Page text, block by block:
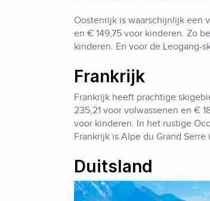
Oostenrijk is waarschijnlijk een
en € 149,75 voor kinderen. Zo
kinderen. En voor de Leogang-
Frankrijk
Frankrijk heeft prachtige
235,21 voor volwassenen en €
voor kinderen. In het rustige
Frankrijk is Alpe du Grand
Duitsland